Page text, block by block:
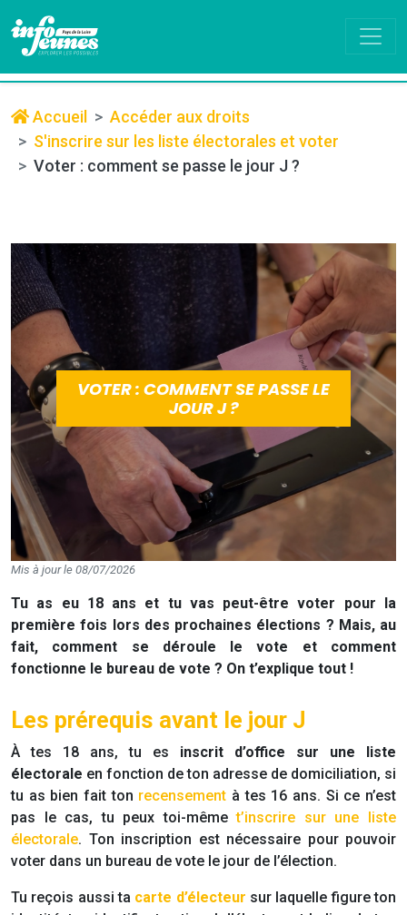
Accueil
Accéder aux droits
S'inscrire sur les liste électorales et voter
Voter : comment se passe le jour J ?
VOTER : COMMENT SE PASSE LE
JOUR J ?
Mis à jour le 08/07/2026
Tu as eu 18 ans et tu vas peut-être voter pour la
première fois lors des prochaines élections ? Mais, au
fait, comment se déroule le vote et comment
fonctionne le bureau de vote ? On t’explique tout !
Les prérequis avant le jour J
À tes 18 ans, tu es inscrit d’office
sur une liste
électorale en fonction de ton adresse de domiciliation, si
tu as bien fait ton recensement à tes 16 ans. Si ce n’est
pas le cas, tu peux toi-mêmet’inscrire sur une liste
électorale. Ton inscription est nécessaire pour pouvoir
voter dans un bureau de vote le jour de l’élection.
Tu reçois aussi ta carte d’électeur sur laquelle figure ton